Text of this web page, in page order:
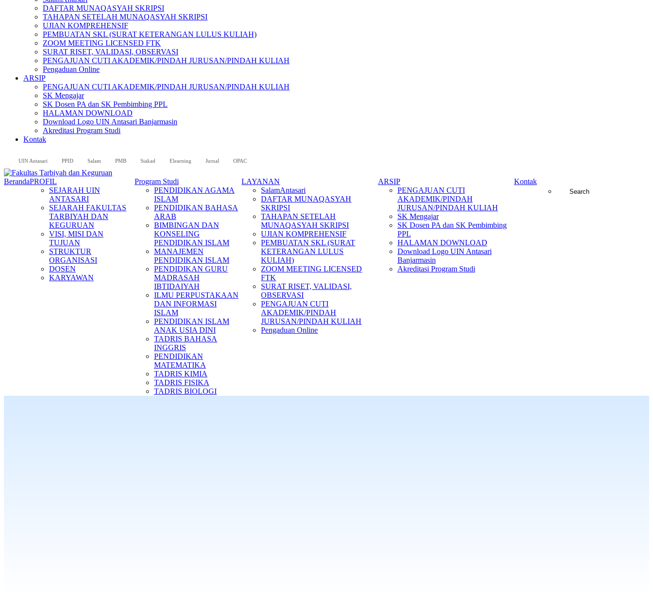
DAFTAR MUNAQASYAH SKRIPSI
TAHAPAN SETELAH MUNAQASYAH SKRIPSI
UJIAN KOMPREHENSIF
PEMBUATAN SKL (SURAT KETERANGAN LULUS KULIAH)
ZOOM MEETING LICENSED FTK
SURAT RISET, VALIDASI, OBSERVASI
PENGAJUAN CUTI AKADEMIK/PINDAH JURUSAN/PINDAH KULIAH
Pengaduan Online
ARSIP
PENGAJUAN CUTI AKADEMIK/PINDAH JURUSAN/PINDAH KULIAH
SK Mengajar
SK Dosen PA dan SK Pembimbing PPL
HALAMAN DOWNLOAD
Download Logo UIN Antasari Banjarmasin
Akreditasi Program Studi
Kontak
UIN Antasari PPID Salam PMB Siakad Elearning Jurnal OPAC
BerandaPROFIL
SEJARAH UIN
ANTASARI
SEJARAH FAKULTAS
TARBIYAH DAN
KEGURUAN
VISI, MISI DAN
TUJUAN
STRUKTUR
ORGANISASI
DOSEN
KARYAWAN
Program Studi
PENDIDIKAN AGAMA
ISLAM
PENDIDIKAN BAHASA
ARAB
BIMBINGAN DAN
KONSELING
PENDIDIKAN ISLAM
MANAJEMEN
PENDIDIKAN ISLAM
PENDIDIKAN GURU
MADRASAH
IBTIDAIYAH
ILMU PERPUSTAKAAN
DAN INFORMASI
ISLAM
PENDIDIKAN ISLAM
ANAK USIA DINI
TADRIS BAHASA
INGGRIS
PENDIDIKAN
MATEMATIKA
TADRIS KIMIA
TADRIS FISIKA
TADRIS BIOLOGI
LAYANAN
SalamAntasari
DAFTAR MUNAQASYAH
SKRIPSI
TAHAPAN SETELAH
MUNAQASYAH SKRIPSI
UJIAN KOMPREHENSIF
PEMBUATAN SKL (SURAT
KETERANGAN LULUS
KULIAH)
ZOOM MEETING LICENSED
FTK
SURAT RISET, VALIDASI,
OBSERVASI
PENGAJUAN CUTI
AKADEMIK/PINDAH
JURUSAN/PINDAH KULIAH
Pengaduan Online
ARSIP
PENGAJUAN CUTI
AKADEMIK/PINDAH
JURUSAN/PINDAH KULIAH
SK Mengajar
SK Dosen PA dan SK Pembimbing
PPL
HALAMAN DOWNLOAD
Download Logo UIN Antasari
Banjarmasin
Akreditasi Program Studi
Kontak